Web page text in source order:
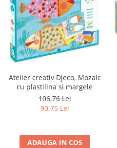
Atelier creativ Djeco, Mozaic
cu plastilina si margele
106,76 Lei
90,75 Lei
ADAUGA IN COS